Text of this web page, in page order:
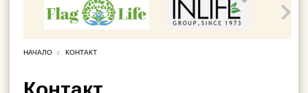
НАЧАЛО КОНТАКТ